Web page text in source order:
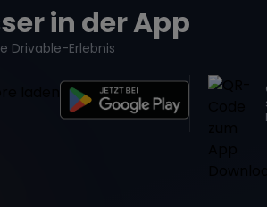
in der App
Drivable-Erlebnis